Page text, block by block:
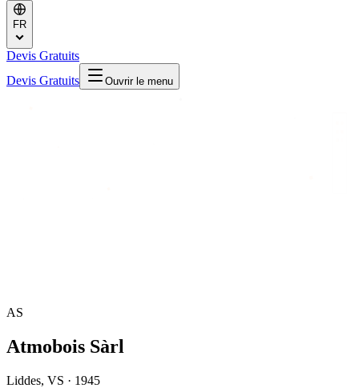
FR
Devis Gratuits
Devis Gratuits
Ouvrir le menu
AS
Atmobois Sàrl
Liddes, VS · 1945